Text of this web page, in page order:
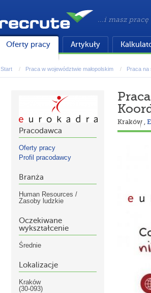
...i masz pracę
Oferty pracy Artykuły
Start Praca w województwie małopolskim Praca na
Pracodawca
Oferty pracy
Profil pracodawcy
Branża
Human Resources /
Zasoby ludzkie
Oczekiwane
wykształcenie
Średnie
Lokalizacje
Kraków
(30-093)
Kraków,